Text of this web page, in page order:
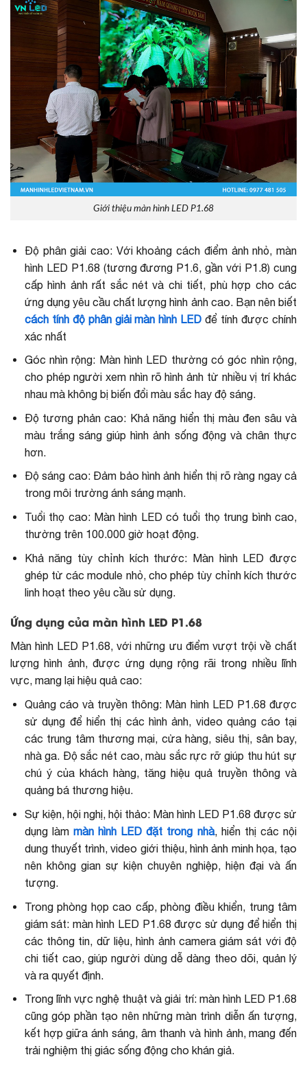
Giới thiệu màn hình LED P1.68
Độ phân giải cao: Với khoảng cách điểm ảnh nhỏ, màn
hình LED P1.68 (tương đương P1.6, gần với P1.8) cung
cấp hình ảnh rất sắc nét và chi tiết, phù hợp cho các
ứng dụng yêu cầu chất lượng hình ảnh cao. Bạn nên biết
cách tính độ phân giải màn hình LED để tính được chính
xác nhất
Góc nhìn rộng: Màn hình LED thường có góc nhìn rộng,
cho phép người xem nhìn rõ hình ảnh từ nhiều vị trí khác
nhau mà không bị biến đổi màu sắc hay độ sáng.
Độ tương phản cao: Khả năng hiển thị màu đen sâu và
màu trắng sáng giúp hình ảnh sống động và chân thực
hơn.
Độ sáng cao: Đảm bảo hình ảnh hiển thị rõ ràng ngay cả
trong môi trường ánh sáng mạnh.
Tuổi thọ cao: Màn hình LED có tuổi thọ trung bình cao,
thường trên 100.000 giờ hoạt động.
Khả năng tùy chỉnh kích thước: Màn hình LED được
ghép từ các module nhỏ, cho phép tùy chỉnh kích thước
linh hoạt theo yêu cầu sử dụng.
Ứng dụng của màn hình LED P1.68
Màn hình LED P1.68, với những ưu điểm vượt trội về chất
lượng hình ảnh, được ứng dụng rộng rãi trong nhiều lĩnh
vực, mang lại hiệu quả cao:
Quảng cáo và truyền thông: Màn hình LED P1.68 được
sử dụng để hiển thị các hình ảnh, video quảng cáo tại
các trung tâm thương mại, cửa hàng, siêu thị, sân bay,
nhà ga. Độ sắc nét cao, màu sắc rực rỡ giúp thu hút sự
chú ý của khách hàng, tăng hiệu quả truyền thông và
quảng bá thương hiệu.
Sự kiện, hội nghị, hội thảo: Màn hình LED P1.68 được sử
dụng làmmàn hình LED đặt trong nhà, hiển thị các nội
dung thuyết trình, video giới thiệu, hình ảnh minh họa, tạo
nên không gian sự kiện chuyên nghiệp, hiện đại và ấn
tượng.
Trong phòng họp cao cấp, phòng điều khiển, trung tâm
giám sát: màn hình LED P1.68 được sử dụng để hiển thị
các thông tin, dữ liệu, hình ảnh camera giám sát với độ
chi tiết cao, giúp người dùng dễ dàng theo dõi, quản lý
và ra quyết định.
Trong lĩnh vực nghệ thuật và giải trí: màn hình LED P1.68
cũng góp phần tạo nên những màn trình diễn ấn tượng,
kết hợp giữa ánh sáng, âm thanh và hình ảnh, mang đến
trải nghiệm thị giác sống động cho khán giả.